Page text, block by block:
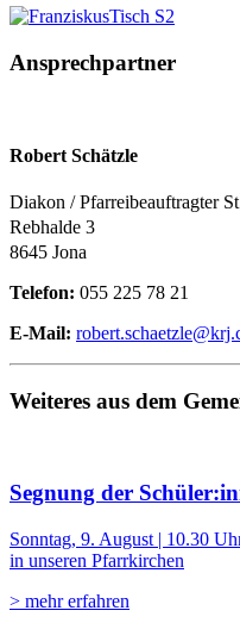
Ansprechpartner
Robert Schätzle
Diakon / Pfarreibeauftragter
Rebhalde 3
8645 Jona
Telefon: 055 225 78 21
E-Mail:
Weiteres aus dem
Segnung der
Sonntag, 9. August | 10.30
in unseren Pfarrkirchen
> mehr erfahren